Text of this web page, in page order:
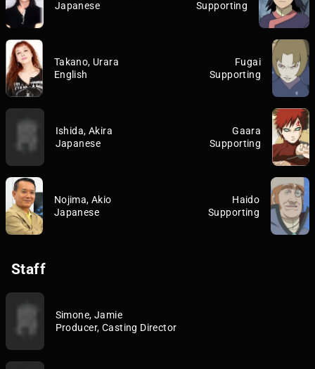
Japanese
Supporting
Takano, Urara
English
Fugai
Supporting
Ishida, Akira
Japanese
Gaara
Supporting
Nojima, Akio
Japanese
Haido
Supporting
Staff
Simone, Jamie
Producer, Casting Director